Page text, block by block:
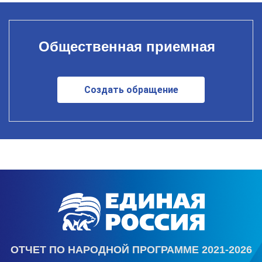
Общественная приемная
Создать обращение
ОТЧЕТ ПО НАРОДНОЙ ПРОГРАММЕ 2021-2026